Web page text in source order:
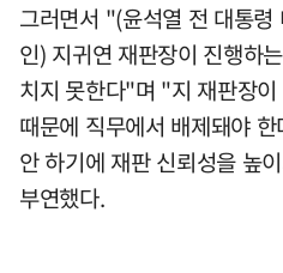
그러면서 "(윤석열 전 대통
인) 지귀연 재판장이 진행하
치지 못한다"며 "지 재판장
때문에 직무에서 배제돼야
안 하기에 재판 신뢰성을 높
부연했다.